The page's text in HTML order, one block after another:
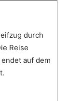
durch
Reise
auf dem